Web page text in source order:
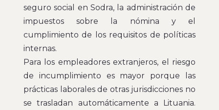
seguro social en Sodra, la administración de
impuestos sobre la nómina y el
cumplimiento de los requisitos de políticas
internas.
Para los empleadores extranjeros, el riesgo
de incumplimiento es mayor porque las
prácticas laborales de otras jurisdicciones no
se trasladan automáticamente a Lituania.